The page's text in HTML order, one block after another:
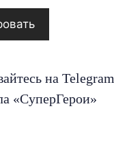
на Telegram
«СуперГерои»